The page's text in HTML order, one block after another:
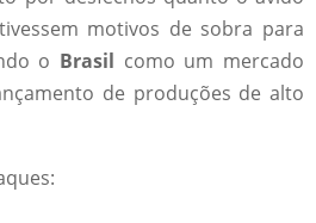
motivos de sobra para
o Brasil como um mercado
de produções de alto